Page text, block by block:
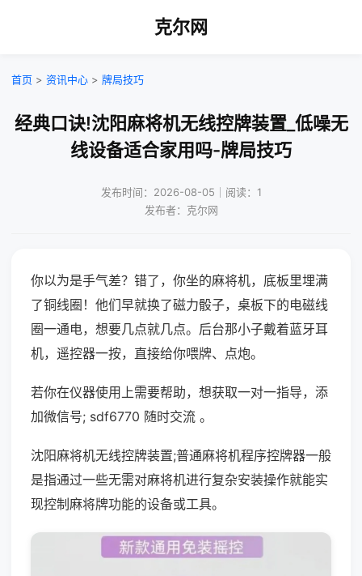
克尔网
首页 > 资讯中心 > 牌局技巧
经典口诀!沈阳麻将机无线控牌装置_低噪无
线设备适合家用吗-牌局技巧
发布时间：2026-08-05｜阅读：1
发布者：克尔网
你以为是手气差？错了，你坐的麻将机，底板里埋满
了铜线圈！他们早就换了磁力骰子，桌板下的电磁线
圈一通电，想要几点就几点。后台那小子戴着蓝牙耳
机，遥控器一按，直接给你喂牌、点炮。
若你在仪器使用上需要帮助，想获取一对一指导，添
加微信号; sdf6770 随时交流 。
沈阳麻将机无线控牌装置;普通麻将机程序控牌器一般
是指通过一些无需对麻将机进行复杂安装操作就能实
现控制麻将牌功能的设备或工具。